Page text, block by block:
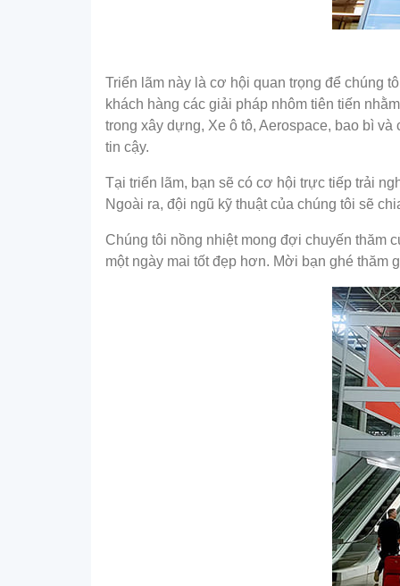
Triển lãm này là cơ hội quan trọng để chúng
khách hàng các giải pháp nhôm tiên tiến
trong xây dựng, Xe ô tô, Aerospace, bao bì
tin cậy.
Tại triển lãm, bạn sẽ có cơ hội trực tiếp trải
Ngoài ra, đội ngũ kỹ thuật của chúng tôi sẽ
Chúng tôi nồng nhiệt mong đợi chuyến thăm
một ngày mai tốt đẹp hơn. Mời bạn ghé thăm